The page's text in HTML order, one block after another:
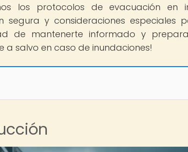
los protocolos de evacuación en
segura y consideraciones especiales
de mantenerte informado y
a salvo en caso de inundaciones!